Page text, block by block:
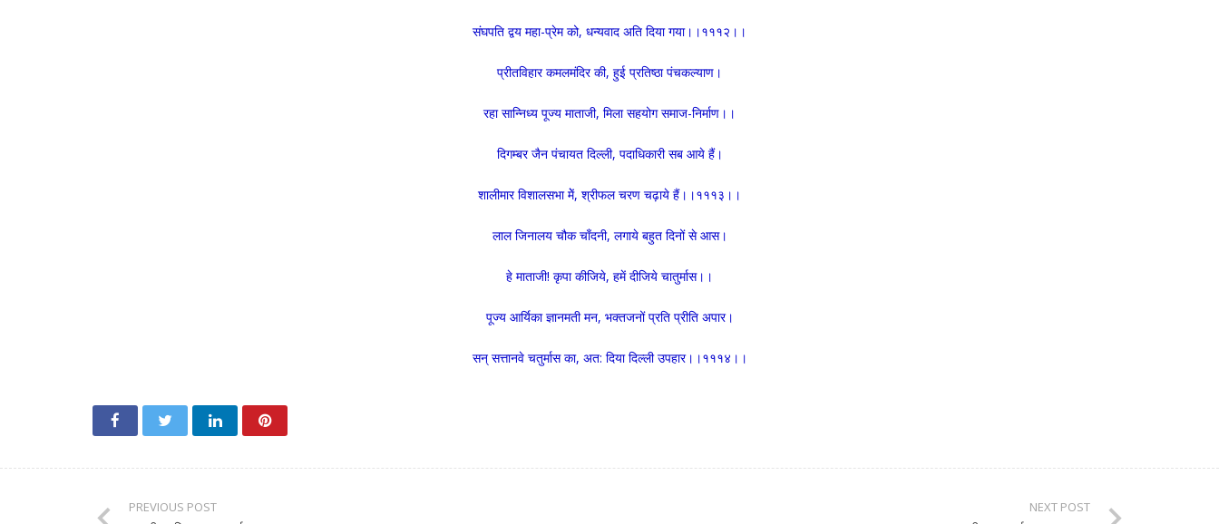
संघपति द्वय महा-प्रेम को, धन्यवाद अति दिया गया।।१११२।।
प्रीतविहार कमलमंदिर की, हुई प्रतिष्ठा पंचकल्याण।
रहा सान्निध्य पूज्य माताजी, मिला सहयोग समाज-निर्माण।।
दिगम्बर जैन पंचायत दिल्ली, पदाधिकारी सब आये हैं।
शालीमार विशालसभा मेें, श्रीफल चरण चढ़ाये हैं।।१११३।।
लाल जिनालय चौक चाँदनी, लगाये बहुत दिनों से आस।
हे माताजी! कृपा कीजिये, हमें दीजिये चातुर्मास।।
पूज्य आर्यिका ज्ञानमती मन, भक्तजनों प्रति प्रीति अपार।
सन् सत्तानवे चतुर्मास का, अत: दिया दिल्ली उपहार।।१११४।।
PREVIOUS POST NEXT POST